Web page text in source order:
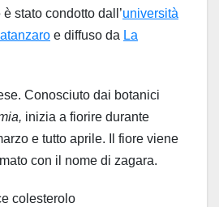
stato condotto dall’università
e diffuso da La
Conosciuto dai botanici
inizia a fiorire durante
e tutto aprile. Il fiore viene
con il nome di zagara.